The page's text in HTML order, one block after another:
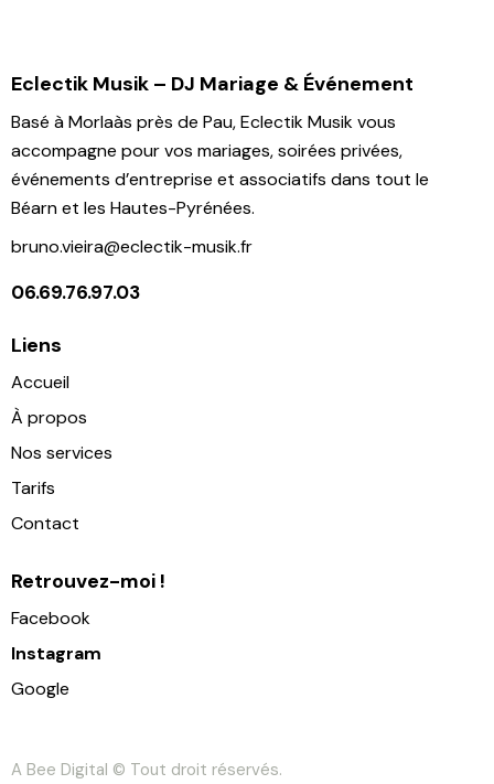
Eclectik Musik – DJ Mariage & Événement
Basé à Morlaàs près de Pau, Eclectik Musik vous
accompagne pour vos mariages, soirées privées,
événements d’entreprise et associatifs dans tout le
Béarn et les Hautes-Pyrénées.
bruno.vieira@eclectik-musik.fr
06.69.76.97.03
Liens
Accueil
À propos
Nos services
Tarifs
Contact
Retrouvez-moi !
Facebook
Instagram
Google
A Bee Digital © Tout droit réservés.